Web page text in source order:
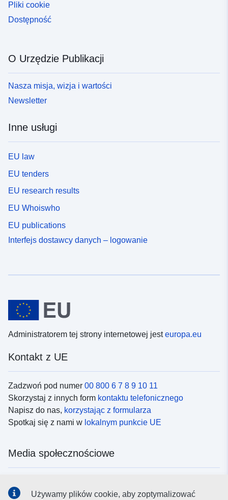
Pliki cookie
Dostępność
O Urzędzie Publikacji
Nasza misja, wizja i wartości
Newsletter
Inne usługi
EU law
EU tenders
EU research results
EU Whoiswho
EU publications
Interfejs dostawcy danych – logowanie
Administratorem tej strony internetowej jesteuropa.eu
Kontakt z UE
Zadzwoń pod numer 00 800 6 7 8 9 10 11
Skorzystaj z innych form kontaktu telefonicznego
Napisz do nas, korzystając z formularza
Spotkaj się z nami w lokalnym punkcie UE
Media społecznościowe
Używamy plików cookie, aby zoptymalizować